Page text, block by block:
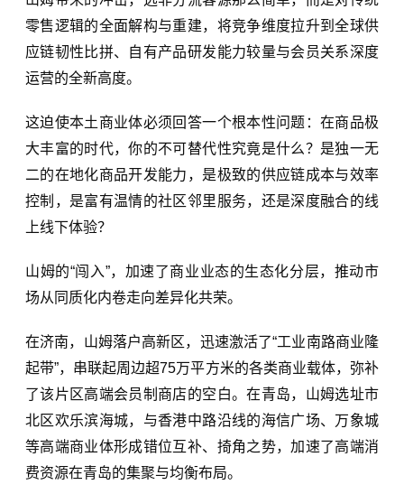
零售逻辑的全面解构与重建，将竞争维度拉升到全球供
应链韧性比拼、自有产品研发能力较量与会员关系深度
运营的全新高度。
这迫使本土商业体必须回答一个根本性问题：在商品极
大丰富的时代，你的不可替代性究竟是什么？是独一无
二的在地化商品开发能力，是极致的供应链成本与效率
控制，是富有温情的社区邻里服务，还是深度融合的线
上线下体验？
山姆的“闯入”，加速了商业业态的生态化分层，推动市
场从同质化内卷走向差异化共荣。
在济南，山姆落户高新区，迅速激活了“工业南路商业隆
起带”，串联起周边超75万平方米的各类商业载体，弥补
了该片区高端会员制商店的空白。在青岛，山姆选址市
北区欢乐滨海城，与香港中路沿线的海信广场、万象城
等高端商业体形成错位互补、掎角之势，加速了高端消
费资源在青岛的集聚与均衡布局。